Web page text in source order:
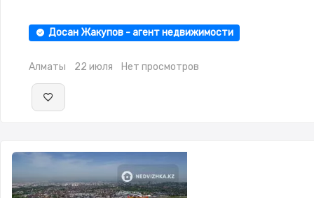
Досан Жакупов - агент недвижимости
Алматы 22 июля Нет просмотров